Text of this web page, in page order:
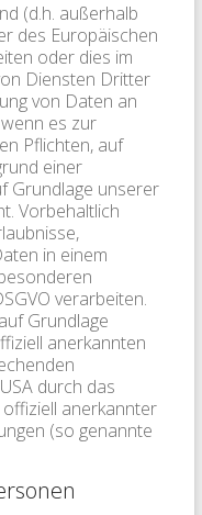
(d.h. außerhalb
des Europäischen
oder dies im
Diensten Dritter
von Daten an
es zur
Pflichten, auf
einer
Grundlage unserer
Vorbehaltlich
in einem
verarbeiten.
Grundlage
anerkannten
durch das
offiziell anerkannter
(so genannte